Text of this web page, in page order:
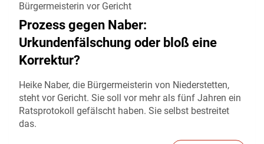
Bürgermeisterin vor Gericht
Prozess gegen Naber:
Urkundenfälschung oder bloß eine
Korrektur?
Heike Naber, die Bürgermeisterin von Niederstetten,
steht vor Gericht. Sie soll vor mehr als fünf Jahren ein
Ratsprotokoll gefälscht haben. Sie selbst bestreitet
das.